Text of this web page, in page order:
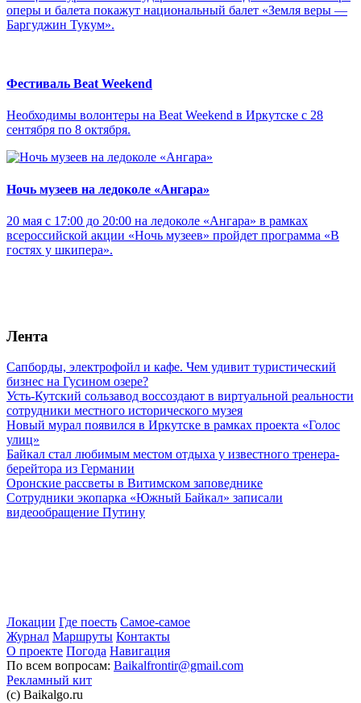
оперы и балета покажут национальный балет «Земля веры —
Баргуджин Тукум‎».
Фестиваль Beat Weekend
Необходимы волонтеры на Beat Weekend в Иркутске с 28
сентября по 8 октября.
Ночь музеев на ледоколе «Ангара»
20 мая с 17:00 до 20:00 на ледоколе «Ангара» в рамках
всероссийской акции «Ночь музеев» пройдет программа «В
гостях у шкипера».
Лента
Сапборды, электрофойл и кафе. Чем удивит туристический
бизнес на Гусином озере?
Усть-Кутский сользавод воссоздают в виртуальной реальности
сотрудники местного исторического музея
Новый мурал появился в Иркутске в рамках проекта «Голос
улиц»
Байкал стал любимым местом отдыха у известного тренера-
берейтора из Германии
Оронские рассветы в Витимском заповеднике
Сотрудники экопарка «Южный Байкал» записали
видеообращение Путину
Локации Где поесть Самое-самое
Журнал Маршруты Контакты
О проекте Погода Навигация
По всем вопросам: Baikalfrontir@gmail.com
Рекламный кит
(с) Baikalgo.ru